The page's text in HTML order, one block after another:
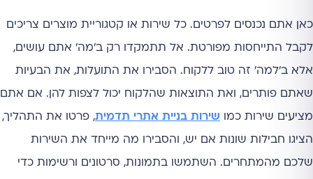
כאן אתם נכנסים לפרטים. כל שירות או קטגוריית מוצרים צריכים
לקבל התייחסות מפורטת. אל תתמקדו רק ב'מה' אתם עושים,
אלא ב'למה' זה טוב ללקוח. הסבירו את התועלות, את הבעיות
שאתם פותרים, ואת התוצאות שהלקוח יכול לצפות להן. אם אתם
מציעים שירות כמו שירות בניית אתרי תדמית, פרטו את התהליך,
הציגו חבילות שונות אם יש, והסבירו מה מייחד את השירות
שלכם מהמתחרים. השתמשו בתמונות, סרטונים ורשימות כדי